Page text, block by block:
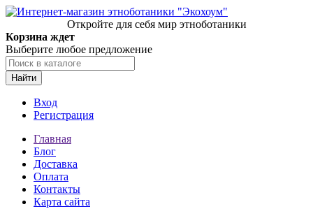
Откройте для себя мир этноботаники
Корзина ждет
Выберите любое предложение
Найти
Вход
Регистрация
Главная
Блог
Доставка
Оплата
Контакты
Карта сайта